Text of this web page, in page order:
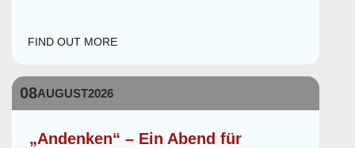
FIND OUT MORE
08AUGUST2026
„Andenken“ – Ein Abend für